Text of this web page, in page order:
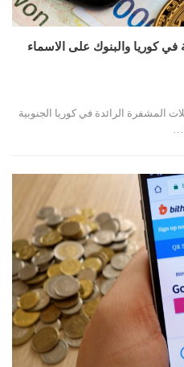
في كوريا والبنوك على الاسماء
المشفرة الرائدة في كوريا الجنوبية